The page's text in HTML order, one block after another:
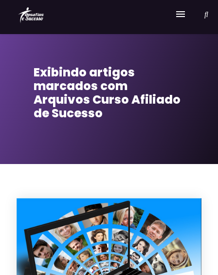
Serviços
Sobre Desafios e Sucesso
Exibindo artigos
marcados com
Arquivos Curso Afiliado
de Sucesso